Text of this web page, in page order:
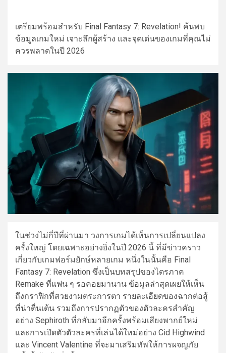
เตรียมพร้อมสำหรับ Final Fantasy 7: Revelation! ค้นพบ
ข้อมูลเกมใหม่ เจาะลึกผู้สร้าง และจุดเด่นของเกมที่คุณไม่
ควรพลาดในปี 2026
ในช่วงไม่กี่ปีที่ผ่านมา วงการเกมได้เห็นการเปลี่ยนแปลง
ครั้งใหญ่ โดยเฉพาะอย่างยิ่งในปี 2026 นี้ ที่มีข่าวคราว
เกี่ยวกับเกมฟอร์มยักษ์หลายเกม หนึ่งในนั้นคือ Final
Fantasy 7: Revelation ซึ่งเป็นบทสรุปของไตรภาค
Remake ที่แฟน ๆ รอคอยมานาน ข้อมูลล่าสุดเผยให้เห็น
ถึงกราฟิกที่สวยงามตระการตา รายละเอียดของฉากต่อสู้
ที่น่าตื่นเต้น รวมถึงการปรากฏตัวของตัวละครสำคัญ
อย่าง Sephiroth ที่กลับมาอีกครั้งพร้อมเสียงพากย์ใหม่
และการเปิดตัวตัวละครที่เล่นได้ใหม่อย่าง Cid Highwind
และ Vincent Valentine ที่จะมาเสริมทัพให้การผจญภัย